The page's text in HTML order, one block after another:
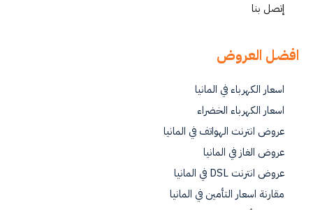
إتصل بنا
افضل العروض
اسعار الكهرباء في المانيا
اسعار الكهرباء الخضراء
عروض انترنت الهواتف في المانيا
عروض الغاز في المانيا
عروض انترنت DSL في المانيا
مقارنة اسعار التأمين في المانيا